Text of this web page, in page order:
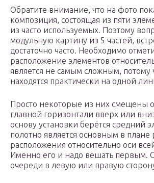
Обратите внимание, что на фото
композиция, состоящая из пяти
из часто используемых. Поэтому
модульную картину из 5 частей,
достаточно часто. Необходимо
расположение элементов
является не самым сложным, потому
находятся практически на одной
Просто некоторые из них смещены
главной горизонтали вверх или
основу установки берётся средний
полотно является основным в
расположения относительно оси
Именно его и надо вешать первым.
очереди в левую или правую